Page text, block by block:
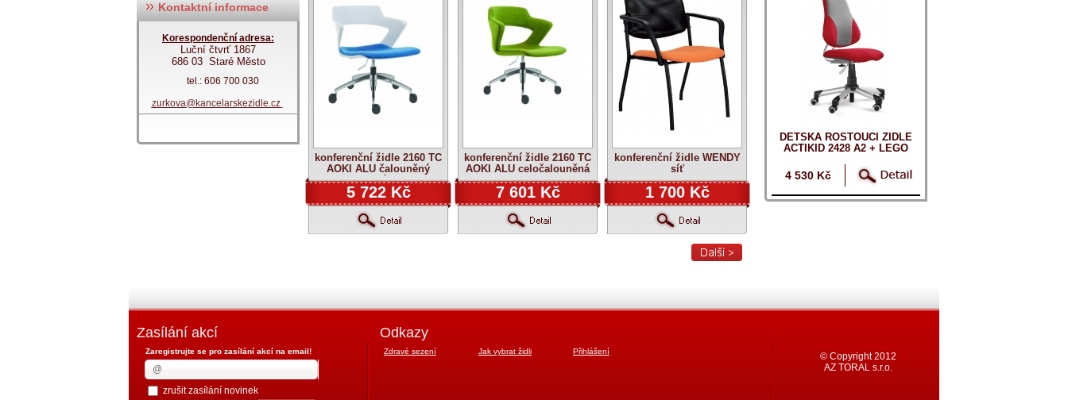
Kontaktní informace
Korespondenční adresa:
Luční čtvrť 1867
686 03 Staré Město
tel.: 606 700 030
zurkova@kancelarskezidle.cz
konferenční židle 2160 TC
AOKI ALU čalouněný
sedák
5 722 Kč
konferenční židle 2160 TC
AOKI ALU celočalouněná
7 601 Kč
konferenční židle WENDY
síť
1 700 Kč
DĚTSKÁ ROSTOUCÍ ŽIDLE
ACTIKID 2428 A2 + LEGO
4 530 Kč
Zasílání akcí
Zaregistrujte se pro zasílání akcí na email!
zrušit zasílání novinek
Odkazy
Zdravé sezení Jak vybrat židli Přihlášení
© Copyright 2012
AZ TORAL s.r.o.